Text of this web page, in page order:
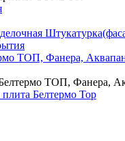
ТОП, Фанера,
ТОП, Фанера,
Белтермо Top